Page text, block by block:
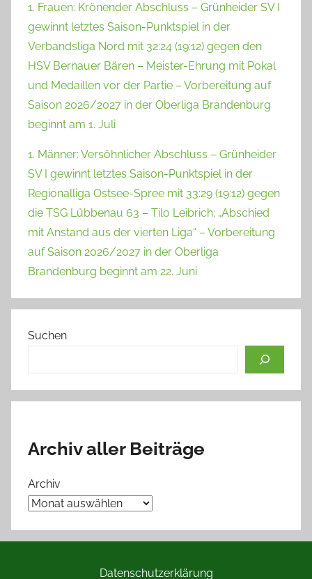
1. Frauen: Krönender Abschluss – Grünheider SV I
gewinnt letztes Saison-Punktspiel in der
Verbandsliga Nord mit 32:24 (19:12) gegen den
HSV Bernauer Bären – Meister-Ehrung mit Pokal
und Medaillen vor der Partie – Vorbereitung auf
Saison 2026/2027 in der Oberliga Brandenburg
beginnt am 1. Juli
1. Männer: Versöhnlicher Abschluss – Grünheider
SV I gewinnt letztes Saison-Punktspiel in der
Regionalliga Ostsee-Spree mit 33:29 (19:12) gegen
die TSG Lübbenau 63 – Tilo Leibrich: „Abschied
mit Anstand aus der vierten Liga“ – Vorbereitung
auf Saison 2026/2027 in der Oberliga
Brandenburg beginnt am 22. Juni
Suchen
Archiv aller Beiträge
Archiv
Datenschutzerklärung